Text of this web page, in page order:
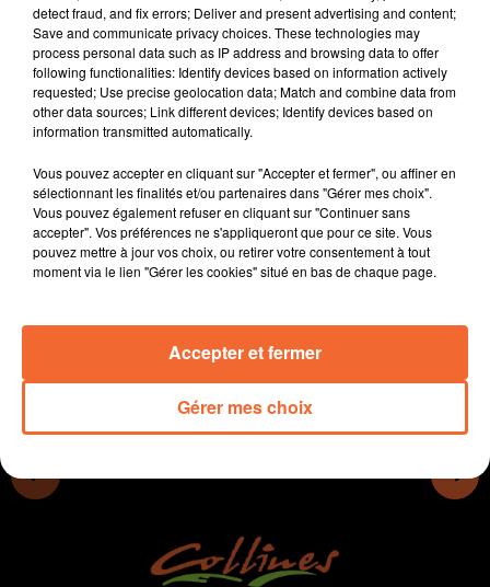
Présenté par Fabien Gazeau
- Une disparition inquiétante à Niort
- Les balades paysannes à l'initiative du Civam
- La municipalité de St Maixent lance son budget
participatif
- Pas de salon de l'habitat cette année à Thouars.
- Le conservatoire de musique du Bocage bressuirais
fait sa rentrée demain, on évoquera aussi la suite du
festival Bouillez samedi...
detect fraud, and fix errors; Deliver and present advertising and content;
Save and communicate privacy choices. These technologies may
process personal data such as IP address and browsing data to offer
following functionalities: Identify devices based on information actively
requested; Use precise geolocation data; Match and combine data from
other data sources; Link different devices; Identify devices based on
information transmitted automatically.
Vous pouvez accepter en cliquant sur "Accepter et fermer", ou affiner en
sélectionnant les finalités et/ou partenaires dans "Gérer mes choix".
Vous pouvez également refuser en cliquant sur "Continuer sans
accepter". Vos préférences ne s'appliqueront que pour ce site. Vous
pouvez mettre à jour vos choix, ou retirer votre consentement à tout
moment via le lien "Gérer les cookies" situé en bas de chaque page.
Gérer mes choix
Accepter et fermer